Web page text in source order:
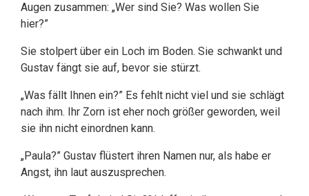
Augen zusammen: „Wer sind Sie? Was wollen Sie
hier?”
Sie stolpert über ein Loch im Boden. Sie schwankt und
Gustav fängt sie auf, bevor sie stürzt.
„Was fällt Ihnen ein?” Es fehlt nicht viel und sie schlägt
nach ihm. Ihr Zorn ist eher noch größer geworden, weil
sie ihn nicht einordnen kann.
„Paula?” Gustav flüstert ihren Namen nur, als habe er
Angst, ihn laut auszusprechen.